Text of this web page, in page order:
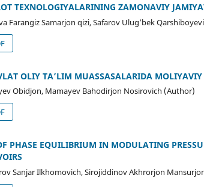
TEXNOLOGIYALARINING ZAMONAVIY
Farangiz Samarjon qizi, Safarov Ulug’bek
OLIY TA’LIM MUASSASALARIDA
Obidjon, Mamayev Bahodirjon Nosirovich (Author)
PHASE EQUILIBRIUM IN MODULATING
Sanjar Ilkhomovich, Sirojiddinov Akhrorjon